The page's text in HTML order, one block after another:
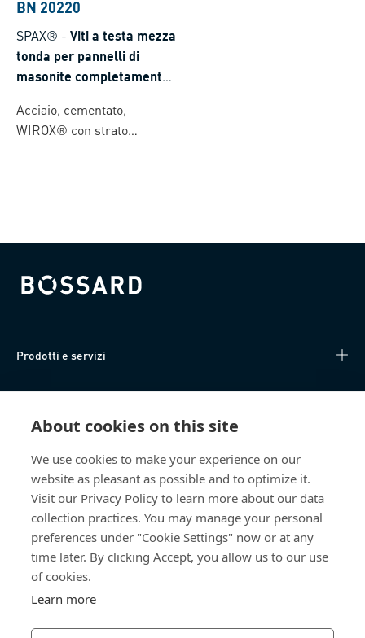
About cookies on this site
We use cookies to make your experience on our
website as pleasant as possible and to optimize it.
Visit our Privacy Policy to learn more about our data
collection practices. You may manage your personal
preferences under "Cookie Settings" now or at any
time later. By clicking Accept, you allow us to our use
of cookies.
Learn more
BN 20220
SPAX® - Viti a testa mezza
tonda per pannelli di
masonite completamente
esalobata T-STAR plus con
punta 4CUT
Acciaio, cementato,
WIROX® con strato
Bossard homepage
Prodotti e servizi
Knowledge Hub
Chi siamo
Bossard Italia
Via Salvatore Quasimodo, 12/14
20025 Legnano (MI)